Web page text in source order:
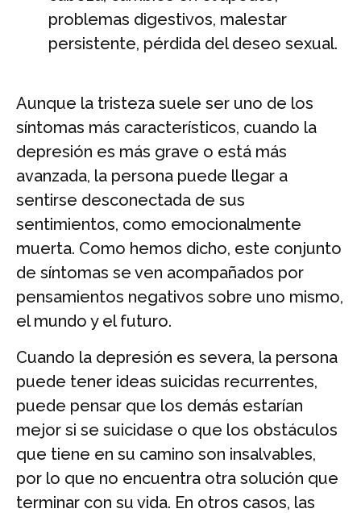
problemas digestivos, malestar
persistente, pérdida del deseo sexual.
Aunque la tristeza suele ser uno de los
síntomas más característicos, cuando la
depresión es más grave o está más
avanzada, la persona puede llegar a
sentirse desconectada de sus
sentimientos, como emocionalmente
muerta. Como hemos dicho, este conjunto
de síntomas se ven acompañados por
pensamientos negativos sobre uno mismo,
el mundo y el futuro.
Cuando la depresión es severa, la persona
puede tener ideas suicidas recurrentes,
puede pensar que los demás estarían
mejor si se suicidase o que los obstáculos
que tiene en su camino son insalvables,
por lo que no encuentra otra solución que
terminar con su vida. En otros casos, las